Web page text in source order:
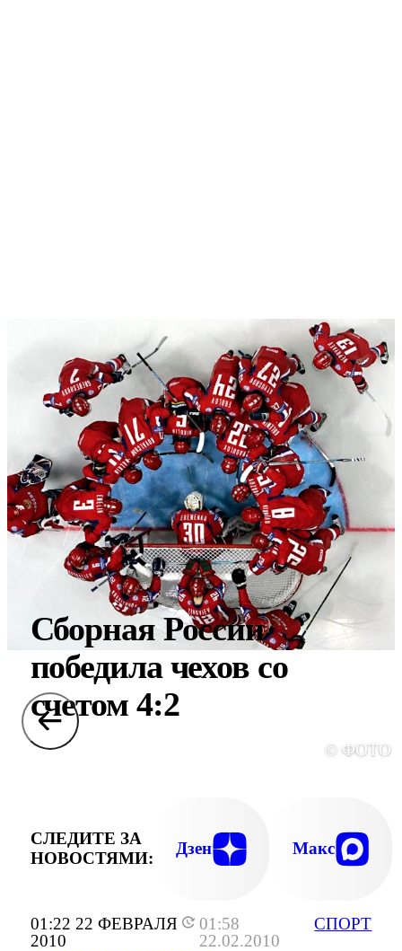
01:22 22 ФЕВРАЛЯ
2010
01:58
22.02.2010
СПОРТ
Сборная России
победила чехов со
счетом 4:2
© ФОТО
СЛЕДИТЕ ЗА
НОВОСТЯМИ:
Дзен Макс